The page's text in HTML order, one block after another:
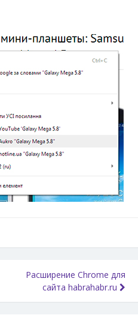
Расширение Chrome для
сайта habrahabr.ru